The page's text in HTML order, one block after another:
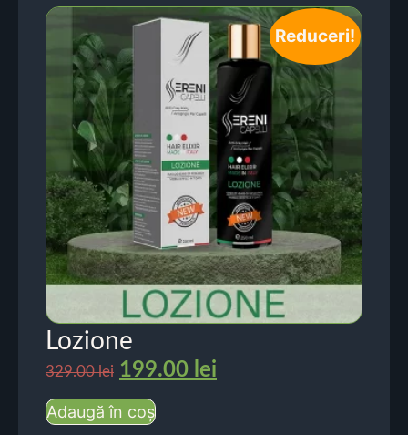
Reduceri!
Lozione
329.00lei 199.00 lei
Adaugă în coș